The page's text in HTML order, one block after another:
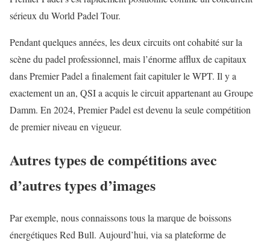
sérieux du World Padel Tour.
Pendant quelques années, les deux circuits ont cohabité sur la
scène du padel professionnel, mais l’énorme afflux de capitaux
dans Premier Padel a finalement fait capituler le WPT. Il y a
exactement un an, QSI a acquis le circuit appartenant au Groupe
Damm. En 2024, Premier Padel est devenu la seule compétition
de premier niveau en vigueur.
Autres types de compétitions avec
d’autres types d’images
Par exemple, nous connaissons tous la marque de boissons
énergétiques Red Bull. Aujourd’hui, via sa plateforme de